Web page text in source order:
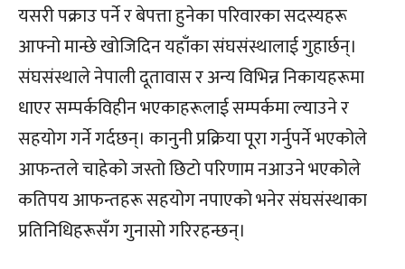
यसरी पक्राउ पर्ने र बेपत्ता हुनेका परिवारका सदस्यहरू
आफ्नो मान्छे खोजिदिन यहाँका संघसंस्थालाई गुहार्छन्।
संघसंस्थाले नेपाली दूतावास र अन्य विभिन्न निकायहरूमा
धाएर सम्पर्कविहीन भएकाहरूलाई सम्पर्कमा ल्याउने र
सहयोग गर्ने गर्दछन्। कानुनी प्रक्रिया पूरा गर्नुपर्ने भएकोले
आफन्तले चाहेको जस्तो छिटो परिणाम नआउने भएकोले
कतिपय आफन्तहरू सहयोग नपाएको भनेर संघसंस्थाका
प्रतिनिधिहरूसँग गुनासो गरिरहन्छन्।